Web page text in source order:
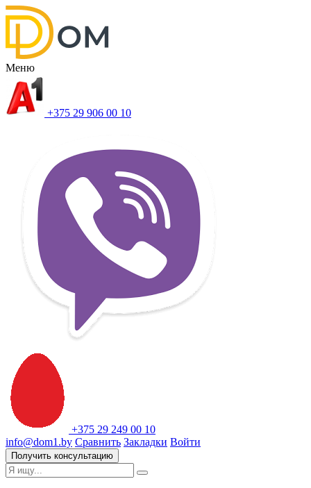
Меню
+375 29 906 00 10
+375 29 249 00 10
info@dom1.by Сравнить Закладки Войти
Получить консультацию